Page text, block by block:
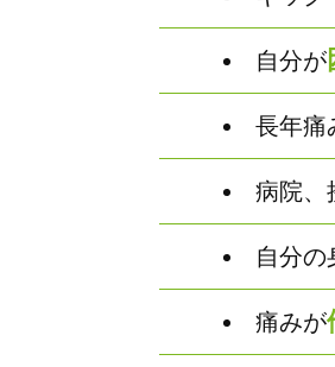
自分が
長年痛
病院、
自分の
痛みが